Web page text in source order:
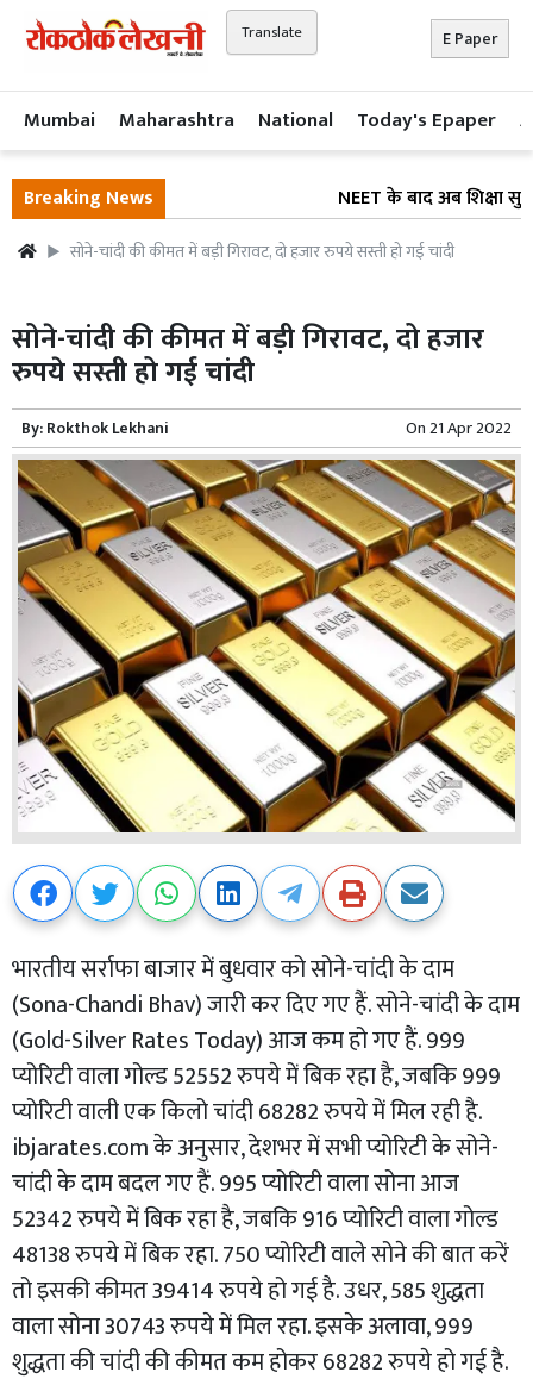
Translate E Paper
Mumbai Maharashtra National Today's Epaper
Breaking News NEET के बाद अब शिक्षा
सोने-चांदी की कीमत में बड़ी गिरावट, दो हजार रुपये सस्ती हो गई चांदी
सोने-चांदी की कीमत में बड़ी गिरावट, दो हजार
रुपये सस्ती हो गई चांदी
By:Rokthok Lekhani On21 Apr 2022
भारतीय सर्राफा बाजार में बुधवार को सोने-चांदी के दाम
(Sona-Chandi Bhav) जारी कर दिए गए हैं. सोने-चांदी के दाम
(Gold-Silver Rates Today) आज कम हो गए हैं. 999
प्योरिटी वाला गोल्ड 52552 रुपये में बिक रहा है, जबकि 999
प्योरिटी वाली एक किलो चांदी 68282 रुपये में मिल रही है.
ibjarates.com के अनुसार, देशभर में सभी प्योरिटी के सोने-
चांदी के दाम बदल गए हैं. 995 प्योरिटी वाला सोना आज
52342 रुपये में बिक रहा है, जबकि 916 प्योरिटी वाला गोल्ड
48138 रुपये में बिक रहा. 750 प्योरिटी वाले सोने की बात करें
तो इसकी कीमत 39414 रुपये हो गई है. उधर, 585 शुद्धता
वाला सोना 30743 रुपये में मिल रहा. इसके अलावा, 999
शुद्धता की चांदी की कीमत कम होकर 68282 रुपये हो गई है.